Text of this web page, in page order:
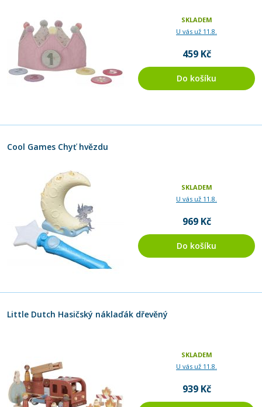
SKLADEM
U vás už 11.8.
459 Kč
Do košíku
Cool Games Chyť hvězdu
SKLADEM
U vás už 11.8.
969 Kč
Do košíku
Little Dutch Hasičský náklaďák dřevěný
SKLADEM
U vás už 11.8.
939 Kč